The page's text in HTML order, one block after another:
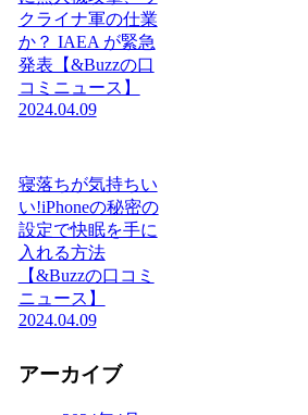
クライナ軍の仕業
か？ IAEA が緊急
発表【&Buzzの口
コミニュース】
2024.04.09
寝落ちが気持ちい
い!iPhoneの秘密の
設定で快眠を手に
入れる方法
【&Buzzの口コミ
ニュース】
2024.04.09
アーカイブ